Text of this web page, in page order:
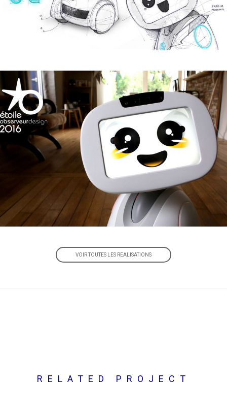
VOIR TOUTES LES REALISATIONS
RELATED PROJECT